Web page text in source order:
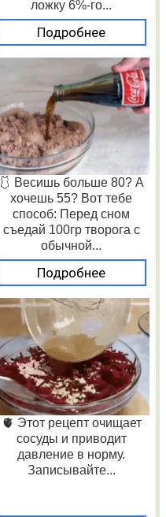
ложку 6%-го...
Подробнее
🩱 Весишь больше 80? А
хочешь 55? Вот тебе
способ: Перед сном
съедай 100гр творога с
обычной...
Подробнее
🫀 Этот рецепт очищает
сосуды и приводит
давление в норму.
Записывайте...